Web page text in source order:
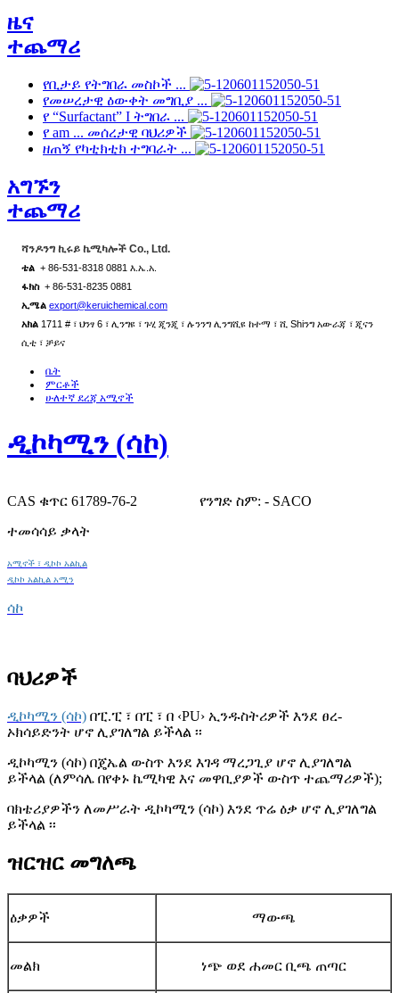
ዜና
ተጨማሪ
የቢታይ የትግበራ መስኮች ...
የመሠረታዊ ዕውቀት መግቢያ ...
የ “Surfactant” I ትግበራ ...
የ am ... መሰረታዊ ባህሪዎች
ዘጠኝ የካቲክቲክ ተግባራት ...
አግኙን
ተጨማሪ
ሻንዶንግ ኪሩይ ኬሚካሎች Co., Ltd.
ቴል + 86-531-8318 0881 እ.ኤ.አ.
ፋክስ+ 86-531-8235 0881
ኢሜል export@keruichemical.com
አክል 1711 # ፣ ህንፃ 6 ፣ ሊንግዩ ፣ ጉሂ ጂንጂ ፣ ሉንንግ ሊንግሺዩ ከተማ ፣ ሺ Shiንግ አውራጃ ፣ ጂናን
ሲቲ ፣ ቻይና
ቤት
ምርቶች
ሁለተኛ ደረጃ አሚኖች
ዲኮካሚን (ሳኮ)
CAS ቁጥር 61789-76-2
የንግድ ስም: - SACO
ተመሳሳይ ቃላት
አሚኖች ፣ ዲኮኮ አልኪል
ዲኮኮ አልኪል አሚን
ሳኮ
ባህሪዎች
ዲኮካሚን (ሳኮ) በፒ.ፒ ፣ በፒ ፣ በ ‹PU› ኢንዱስትሪዎች እንደ ፀረ-
ኦክሳይድንት ሆኖ ሊያገለግል ይችላል ፡፡
ዲኮካሚን (ሳኮ) በጄኤል ውስጥ እንደ እገዳ ማረጋጊያ ሆኖ ሊያገለግል
ይችላል (ለምሳሌ በየቀኑ ኬሚካዊ እና መዋቢያዎች ውስጥ ተጨማሪዎች);
ባክቴሪያዎችን ለመሥራት ዲኮካሚን (ሳኮ) እንደ ጥሬ ዕቃ ሆኖ ሊያገለግል
ይችላል ፡፡
ዝርዝር መግለጫ
ዕቃዎች ማውጫ
መልክ ነጭ ወደ ሐመር ቢጫ ጠጣር